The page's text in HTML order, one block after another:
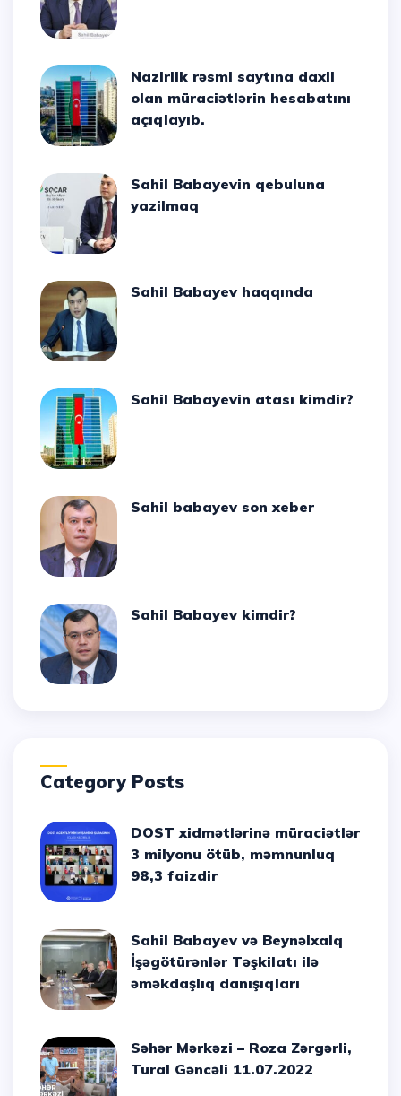
Nazirlik rəsmi saytına daxil
olan müraciətlərin hesabatını
açıqlayıb.
Sahil Babayevin qebuluna
yazilmaq
Sahil Babayev haqqında
Sahil Babayevin atası kimdir?
Sahil babayev son xeber
Sahil Babayev kimdir?
Category Posts
DOST xidmətlərinə müraciətlər
3 milyonu ötüb, məmnunluq
98,3 faizdir
Sahil Babayev və Beynəlxalq
İşəgötürənlər Təşkilatı ilə
əməkdaşlıq danışıqları
Səhər Mərkəzi – Roza Zərgərli,
Tural Gəncəli 11.07.2022